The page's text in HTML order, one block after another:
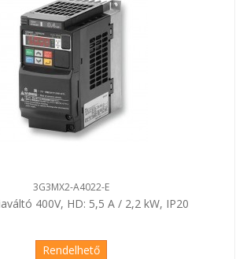
3G3MX2-A4022-E
400V, HD: 5,5 A / 2,2 kW, IP20
Rendelhető